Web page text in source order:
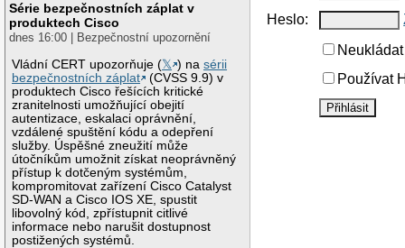
Série bezpečnostních záplat v
produktech Cisco
dnes 16:00 | Bezpečnostní upozornění
Vládní CERT upozorňuje (𝕏 ) nasérii
bezpečnostních záplat
(CVSS 9.9) v
produktech Cisco řešících kritické
zranitelnosti umožňující obejití
autentizace, eskalaci oprávnění,
vzdálené spuštění kódu a odepření
služby. Úspěšné zneužití může
útočníkům umožnit získat neoprávněný
přístup k dotčeným systémům,
kompromitovat zařízení Cisco Catalyst
SD-WAN a Cisco IOS XE, spustit
libovolný kód, zpřístupnit citlivé
informace nebo narušit dostupnost
postižených systémů.
Heslo:
Používat